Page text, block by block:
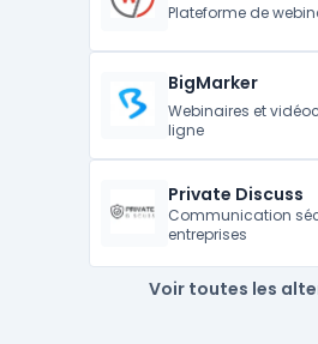
Plateforme de
BigMarker
Webinaires et
ligne
Private Discuss
Communication
entreprises
Voir toutes les